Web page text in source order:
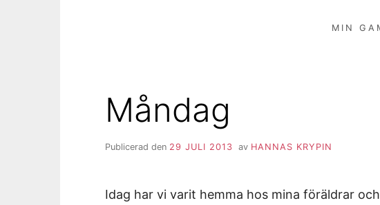
MIN
Måndag
Publicerad den 29 JULI 2013 av HANNAS KRYPIN
Idag har vi varit hemma hos mina föräldrar